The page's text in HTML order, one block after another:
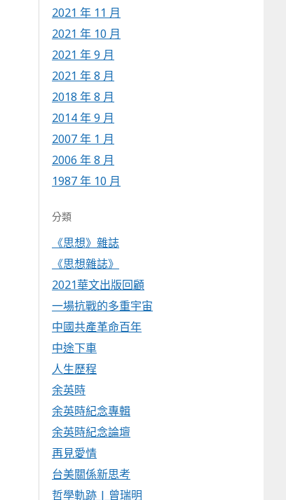
2021 年 11 月
2021 年 10 月
2021 年 9 月
2021 年 8 月
2018 年 8 月
2014 年 9 月
2007 年 1 月
2006 年 8 月
1987 年 10 月
分類
《思想》雜誌
《思想雜誌》
2021華文出版回顧
一場抗戰的多重宇宙
中國共產革命百年
中途下車
人生歷程
余英時
余英時紀念專輯
余英時紀念論壇
再見愛情
台美關係新思考
哲學軌跡 | 曾瑞明